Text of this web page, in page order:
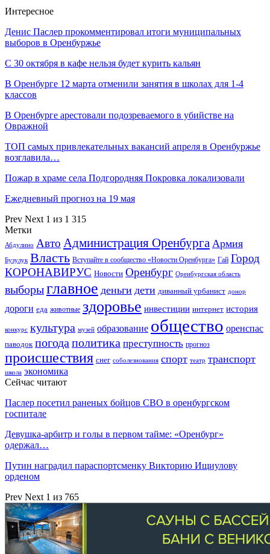
Интересное
Денис Паслер прокомментировал итоги муниципальных
выборов в Оренбуржье
С 30 октября в кафе нельзя будет курить кальян
В Оренбурге 12 марта отменили занятия в школах для 1-4
классов
В Оренбурге арестовали подозреваемого в убийстве на
Овражной
ТОП самых привлекательных вакансий апреля в Оренбуржье
возглавила…
Пожар в храме села Подгородняя Покровка локализовали
Ежедневный прогноз на 19 мая
Prev Next 1 из 1 315
Метки
Абдулино Авто Администрация Оренбурга Армия
Бузулук Власть Вступайте в сообщество «Новости Оренбурга» Гай Город
КОРОНАВИРУС Новости Оренбург Оренбургская область
выборыглавное деньги дети диванный урбанист донор
дороги еда животные здоровье инвестиции интернет история
конкурс культура музей образование общество оренспас
паводок погода политика преступность прогноз
происшествия снег соболезнования спорт театр транспорт
школа экономика
Сейчас читают
Паслер посетил раненых бойцов СВО в оренбургском
госпитале
Девушка-арбитр и голы в первом тайме: «Оренбург»
одержал…
Путин наградил параспортсменку Викторию Ищиулову
орденом
Prev Next 1 из 765